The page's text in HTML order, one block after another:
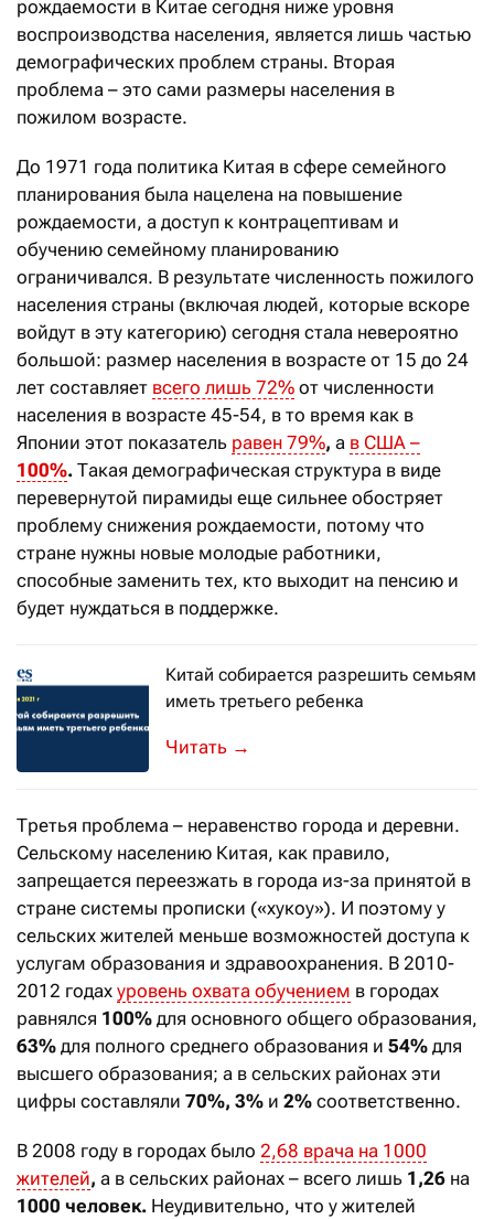
рождаемости в Китае сегодня ниже уровня
воспроизводства населения, является лишь частью
демографических проблем страны. Вторая
проблема – это сами размеры населения в
пожилом возрасте.
До 1971 года политика Китая в сфере семейного
планирования была нацелена на повышение
рождаемости, а доступ к контрацептивам и
обучению семейному планированию
ограничивался. В результате численность пожилого
населения страны (включая людей, которые вскоре
войдут в эту категорию) сегодня стала невероятно
большой: размер населения в возрасте от 15 до 24
лет составляет всего лишь 72% от численности
населения в возрасте 45-54, в то время как в
Японии этот показатель равен 79%, а в США –
100%. Такая демографическая структура в виде
перевернутой пирамиды еще сильнее обостряет
проблему снижения рождаемости, потому что
стране нужны новые молодые работники,
способные заменить тех, кто выходит на пенсию и
будет нуждаться в поддержке.
Китай собирается разрешить семьям
иметь третьего ребенка
→
Третья проблема – неравенство города и деревни.
Сельскому населению Китая, как правило,
запрещается переезжать в города из-за принятой в
стране системы прописки («хукоу»). И поэтому у
сельских жителей меньше возможностей доступа к
услугам образования и здравоохранения. В 2010-
2012 годах уровень охвата обучением в городах
равнялся 100% для основного общего образования,
63% для полного среднего образования и 54% для
высшего образования; а в сельских районах эти
цифры составляли 70%, 3% и 2% соответственно.
В 2008 году в городах было 2,68 врача на 1000
жителей, а в сельских районах – всего лишь 1,26 на
1000 человек. Неудивительно, что у жителей